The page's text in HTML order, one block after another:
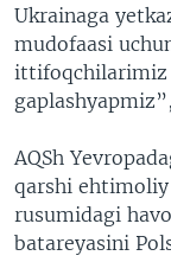
Ukrainaga
mudofaasi
ittifoqchilarimiz
AQSh
qarshi
rusumidagi
batareyasini